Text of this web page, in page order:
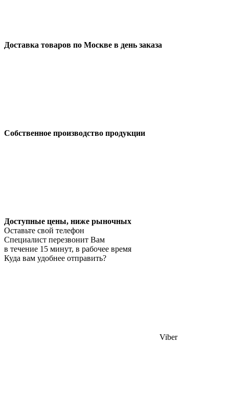
Доставка товаров по Москве в день заказа
Собственное производство продукции
Доступные цены, ниже рыночных
Оставьте свой телефон
Специалист перезвонит Вам
в течение 15 минут, в рабочее время
Куда вам удобнее отправить?
Viber